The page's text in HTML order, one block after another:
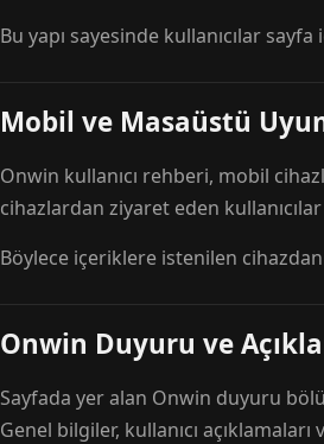
Bu yapı sayesinde kullanıcılar
Mobil ve Masaüstü
Onwin kullanıcı rehberi, mobil
cihazlardan ziyaret eden
Böylece içeriklere istenilen cihazdan
Onwin Duyuru ve
Sayfada yer alan Onwin duyuru
Genel bilgiler, kullanıcı